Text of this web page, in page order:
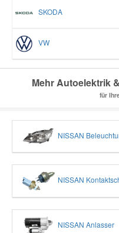
SKODA
VW
Mehr Autoelektrik
für
NISSAN
NISSAN
NISSAN Anlasser